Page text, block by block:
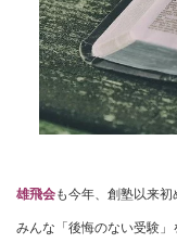
雄飛会も今年、創塾以来初
みんな「後悔のない受験」